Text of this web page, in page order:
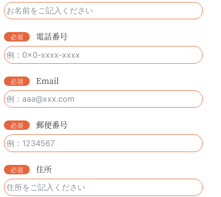
電話番号
Email
郵便番号
住所